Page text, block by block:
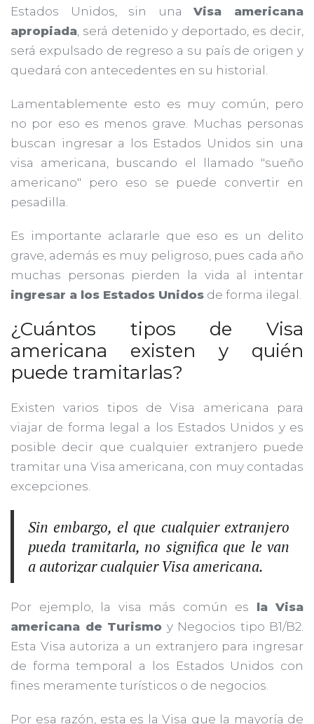
Estados Unidos, sin unaVisa americana
apropiada, será detenido y deportado, es decir,
será expulsado de regreso a su país de origen y
quedará con antecedentes en su historial.
Lamentablemente esto es muy común, pero
no por eso es menos grave. Muchas personas
buscan ingresar a los Estados Unidos sin una
visa americana, buscando el llamado "sueño
americano" pero eso se puede convertir en
pesadilla.
Es importante aclararle que eso es un delito
grave, además es muy peligroso, pues cada año
muchas personas pierden la vida al intentar
ingresar a los Estados Unidos de forma ilegal.
¿Cuántos tipos de Visa
americana existen y quién
puede tramitarlas?
Existen varios tipos de Visa americana para
viajar de forma legal a los Estados Unidos y es
posible decir que cualquier extranjero puede
tramitar una Visa americana, con muy contadas
excepciones.
Sin embargo, el que cualquier extranjero
pueda tramitarla, no significa que le van
a autorizar cualquier Visa americana.
Por ejemplo, la visa más común es la Visa
americana de Turismo y Negocios tipo B1/B2.
Esta Visa autoriza a un extranjero para ingresar
de forma temporal a los Estados Unidos con
fines meramente turísticos o de negocios.
Por esa razón, esta es la Visa que la mayoría de